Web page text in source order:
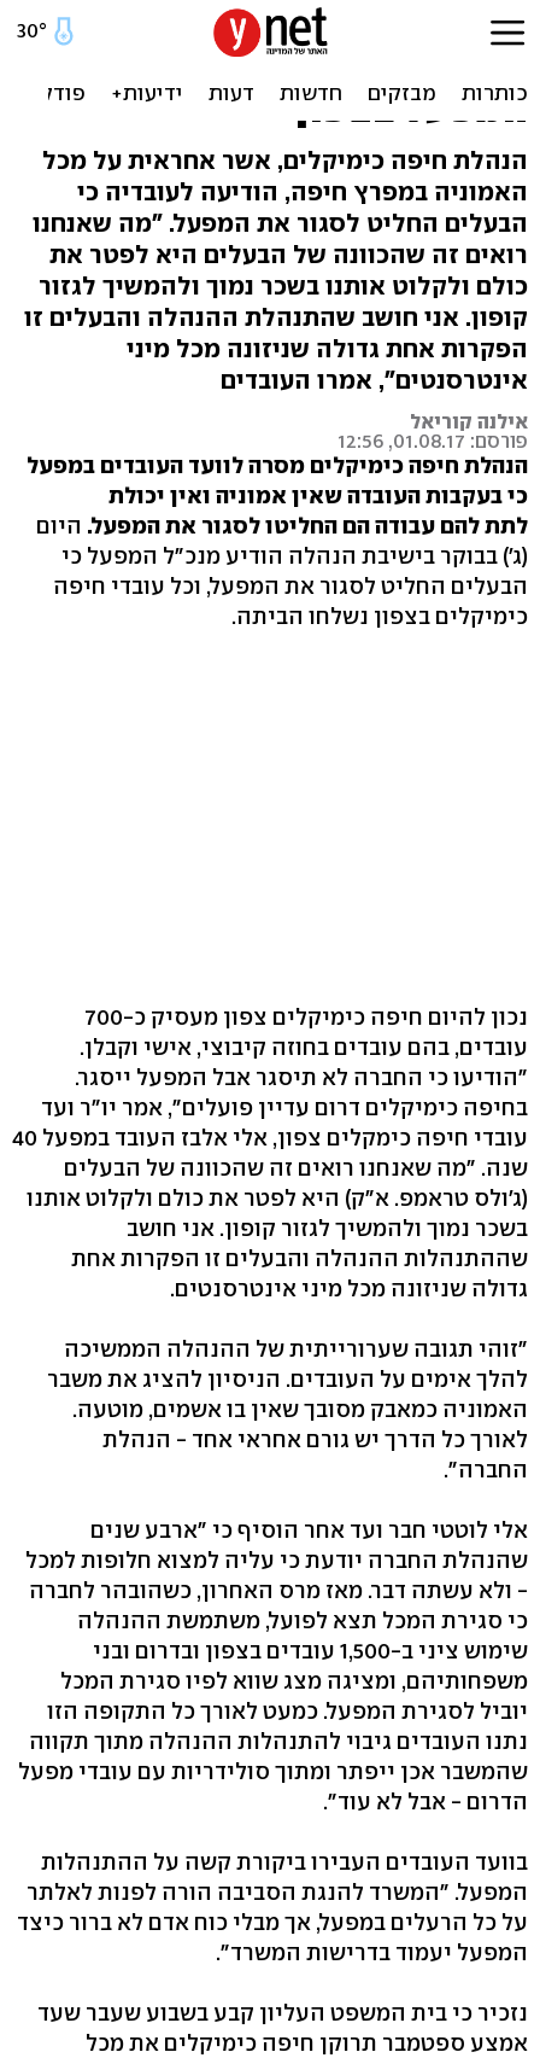
הנהלת חיפה כימיקלים
הודיעה לעובדים על סגירת
המפעל בצפון
הנהלת חיפה כימיקלים, אשר אחראית על מכל
האמוניה במפרץ חיפה, הודיעה לעובדיה כי
הבעלים החליט לסגור את המפעל. "מה שאנחנו
רואים זה שהכוונה של הבעלים היא לפטר את
כולם ולקלוט אותנו בשכר נמוך ולהמשיך לגזור
קופון. אני חושב שהתנהלת ההנהלה והבעלים זו
הפקרות אחת גדולה שניזונה מכל מיני
אינטרסנטים", אמרו העובדים
אילנה קוריאל
פורסם: 01.08.17, 12:56
הנהלת חיפה כימיקלים מסרה לוועד העובדים במפעל
כי בעקבות העובדה שאין אמוניה ואין יכולת
לתת להם עבודה הם החליטו לסגור את המפעל. היום
(ג') בבוקר בישיבת הנהלה הודיע מנכ"ל המפעל כי
הבעלים החליט לסגור את המפעל, וכל עובדי חיפה
כימיקלים בצפון נשלחו הביתה.
נכון להיום חיפה כימיקלים צפון מעסיק כ-700
עובדים, בהם עובדים בחוזה קיבוצי, אישי וקבלן.
"הודיעו כי החברה לא תיסגר אבל המפעל ייסגר.
בחיפה כימיקלים דרום עדיין פועלים", אמר יו"ר ועד
עובדי חיפה כימקלים צפון, אלי אלבז העובד במפעל 40
שנה. "מה שאנחנו רואים זה שהכוונה של הבעלים
(ג'ולס טראמפ. א"ק) היא לפטר את כולם ולקלוט אותנו
בשכר נמוך ולהמשיך לגזור קופון. אני חושב
שההתנהלות ההנהלה והבעלים זו הפקרות אחת
גדולה שניזונה מכל מיני אינטרסנטים.
"זוהי תגובה שערורייתית של ההנהלה הממשיכה
להלך אימים על העובדים. הניסיון להציג את משבר
האמוניה כמאבק מסובך שאין בו אשמים, מוטעה.
לאורך כל הדרך יש גורם אחראי אחד - הנהלת
החברה".
אלי לוטטי חבר ועד אחר הוסיף כי "ארבע שנים
שהנהלת החברה יודעת כי עליה למצוא חלופות למכל
- ולא עשתה דבר. מאז מרס האחרון, כשהובהר לחברה
כי סגירת המכל תצא לפועל, משתמשת ההנהלה
שימוש ציני ב-1,500 עובדים בצפון ובדרום ובני
משפחותיהם, ומציגה מצג שווא לפיו סגירת המכל
יוביל לסגירת המפעל. כמעט לאורך כל התקופה הזו
נתנו העובדים גיבוי להתנהלות ההנהלה מתוך תקווה
שהמשבר אכן ייפתר ומתוך סולידריות עם עובדי מפעל
הדרום - אבל לא עוד".
בוועד העובדים העבירו ביקורת קשה על ההתנהלות
המפעל. "המשרד להנגת הסביבה הורה לפנות לאלתר
על כל הרעלים במפעל, אך מבלי כוח אדם לא ברור כיצד
המפעל יעמוד בדרישות המשרד".
נזכיר כי בית המשפט העליון קבע בשבוע שעבר שעד
אמצע ספטמבר תרוקן חיפה כימיקלים את מכל